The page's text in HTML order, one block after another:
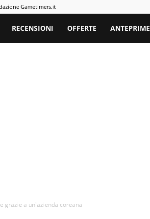
Gametimers.it
RECENSIONI OFFERTE ANTEPRIME
grazie a un'azienda coreana